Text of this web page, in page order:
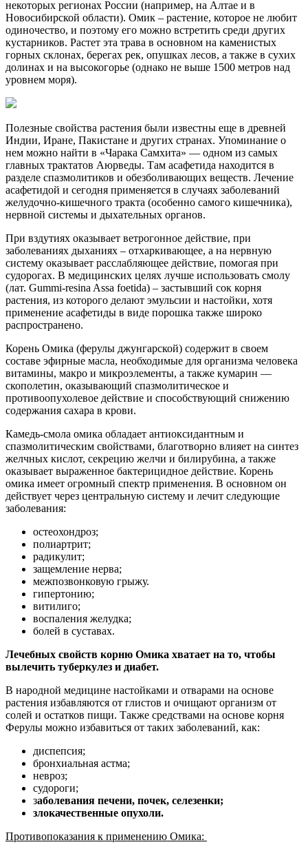
некоторых регионах России (например, на Алтае и в
Новосибирской области). Омик – растение, которое не любит
одиночество, и поэтому его можно встретить среди других
кустарников. Растет эта трава в основном на каменистых
горных склонах, берегах рек, опушках лесов, а также в сухих
долинах и на высокогорье (однако не выше 1500 метров над
уровнем моря).
Полезные свойства растения были известны еще в древней
Индии, Иране, Пакистане и других странах. Упоминание о
нем можно найти в «Чарака Самхита» — одном из самых
главных трактатов Аюрведы. Там асафетида находится в
разделе спазмолитиков и обезболивающих веществ. Лечение
асафетидой и сегодня применяется в случаях заболеваний
желудочно-кишечного тракта (особенно самого кишечника),
нервной системы и дыхательных органов.
При вздутиях оказывает ветрогонное действие, при
заболеваниях дыханиях – отхаркивающее, а на нервную
систему оказывает расслабляющее действие, помогая при
судорогах. В медицинских целях лучше использовать смолу
(лат. Gummi-resina Assa foetida) – застывший сок корня
растения, из которого делают эмульсии и настойки, хотя
применение асафетиды в виде порошка также широко
распространено.
Корень Омика (ферулы джунгарской) содержит в своем
составе эфирные масла, необходимые для организма человека
витамины, макро и микроэлементы, а также кумарин —
скополетин, оказывающий спазмолитическое и
противоопухолевое действие и способствующий снижению
содержания сахара в крови.
Камедь-смола омика обладает антиоксидантным и
спазмолитическим свойствами, благотворно влияет на синтез
желчных кислот, секрецию желчи и билирубина, а также
оказывает выраженное бактерицидное действие. Корень
омика имеет огромный спектр применения. В основном он
действует через центральную систему и лечит следующие
заболевания:
остеохондроз;
полиартрит;
радикулит;
защемление нерва;
межпозвонковую грыжу.
гипертонию;
витилиго;
воспаления желудка;
болей в суставах.
Лечебных свойств корню Омика хватает на то, чтобы
вылечить туберкулез и диабет.
В народной медицине настойками и отварами на основе
растения избавляются от глистов и очищают организм от
солей и остатков пищи. Также средствами на основе корня
Ферулы можно избавиться от таких заболеваний, как:
диспепсия;
бронхиальная астма;
невроз;
судороги;
заболевания печени, почек, селезенки;
злокачественные опухоли.
Противопоказания к применению Омика: